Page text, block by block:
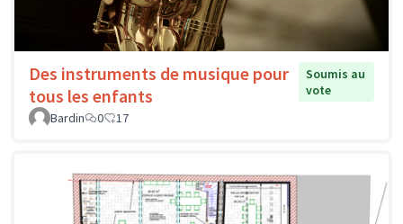
Des instruments de musique pour
tous les enfants
Soumis au
vote
Bardin
0 17